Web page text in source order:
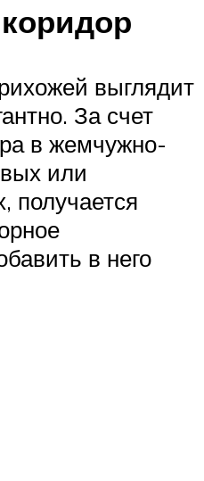
выглядит
За счет
в жемчужно-
или
получается
в него